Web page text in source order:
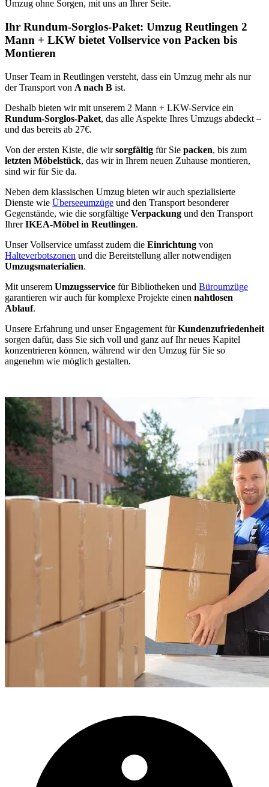
Umzug ohne Sorgen, mit uns an Ihrer Seite.
Ihr Rundum-Sorglos-Paket: Umzug Reutlingen 2
Mann + LKW bietet Vollservice von Packen bis
Montieren
Unser Team in Reutlingen versteht, dass ein Umzug mehr als nur
der Transport von A nach B ist.
Deshalb bieten wir mit unserem 2 Mann + LKW-Service ein
Rundum-Sorglos-Paket, das alle Aspekte Ihres Umzugs abdeckt –
und das bereits ab 27€.
Von der ersten Kiste, die wirsorgfältig für Sie packen, bis zum
letzten Möbelstück, das wir in Ihrem neuen Zuhause montieren,
sind wir für Sie da.
Neben dem klassischen Umzug bieten wir auch spezialisierte
Dienste wie Überseeumzüge und den Transport besonderer
Gegenstände, wie die sorgfältige Verpackung und den Transport
IhrerIKEA-Möbel in Reutlingen.
Unser Vollservice umfasst zudem die Einrichtung von
Halteverbotszonen und die Bereitstellung aller notwendigen
Umzugsmaterialien.
Mit unserem Umzugsservice für Bibliotheken und Büroumzüge
garantieren wir auch für komplexe Projekte einen nahtlosen
Ablauf.
Unsere Erfahrung und unser Engagement fürKundenzufriedenheit
sorgen dafür, dass Sie sich voll und ganz auf Ihr neues Kapitel
konzentrieren können, während wir den Umzug für Sie so
angenehm wie möglich gestalten.